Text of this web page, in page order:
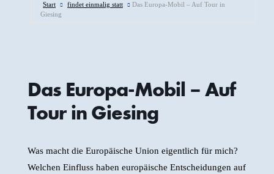
Start findet einmalig statt
Das Europa-Mobil – Auf Tour in
Giesing
Das Europa-Mobil – Auf
Tour in Giesing
Was macht die Europäische Union eigentlich für mich?
Welchen Einfluss haben europäische Entscheidungen auf